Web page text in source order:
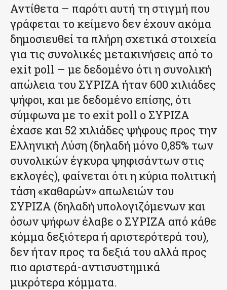
Αντίθετα – παρότι αυτή τη στιγμή που
γράφεται το κείμενο δεν έχουν ακόμα
δημοσιευθεί τα πλήρη σχετικά στοιχεία
για τις συνολικές μετακινήσεις από το
exit poll – με δεδομένο ότι η συνολική
απώλεια του ΣΥΡΙΖΑ ήταν 600 χιλιάδες
ψήφοι, και με δεδομένο επίσης, ότι
σύμφωνα με το exit poll ο ΣΥΡΙΖΑ
έχασε και 52 χιλιάδες ψήφους προς την
Ελληνική Λύση (δηλαδή μόνο 0,85% των
συνολικών έγκυρα ψηφισάντων στις
εκλογές), φαίνεται ότι η κύρια πολιτική
τάση «καθαρών» απωλειών του
ΣΥΡΙΖΑ (δηλαδή υπολογιζόμενων και
όσων ψήφων έλαβε ο ΣΥΡΙΖΑ από κάθε
κόμμα δεξιότερα ή αριστερότερά του),
δεν ήταν προς τα δεξιά του αλλά προς
πιο αριστερά-αντισυστημικά
μικρότερα κόμματα.